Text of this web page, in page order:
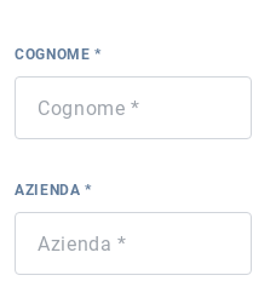
COGNOME *
AZIENDA *